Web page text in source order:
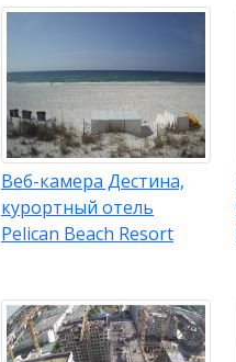
Веб-камера Дестина,
курортный отель
Pelican Beach Resort